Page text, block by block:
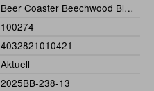
Beer Coaster Beechwood Blank
100274
4032821010421
Aktuell
2025BB-238-13